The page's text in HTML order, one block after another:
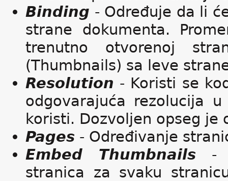
Binding - Određuje da li
strane dokumenta.
trenutno otvorenoj
(Thumbnails) sa leve
Resolution - Koristi se
odgovarajuća rezolucija
koristi. Dozvoljen opseg je
Pages - Određivanje
Embed Thumbnails -
stranica za svaku